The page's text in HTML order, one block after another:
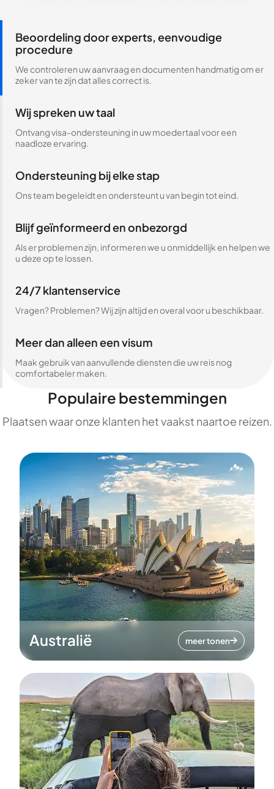
Beoordeling door experts, eenvoudige
procedure
We controleren uw aanvraag en documenten handmatig om er
zeker van te zijn dat alles correct is.
Wij spreken uw taal
Ontvang visa-ondersteuning in uw moedertaal voor een
naadloze ervaring.
Ondersteuning bij elke stap
Ons team begeleidt en ondersteunt u van begin tot eind.
Blijf geïnformeerd en onbezorgd
Als er problemen zijn, informeren we u onmiddellijk en helpen we
u deze op te lossen.
24/7 klantenservice
Vragen? Problemen? Wij zijn altijd en overal voor u beschikbaar.
Meer dan alleen een visum
Maak gebruik van aanvullende diensten die uw reis nog
comfortabeler maken.
Populaire bestemmingen
Plaatsen waar onze klanten het vaakst naartoe reizen.
Australië meer tonen